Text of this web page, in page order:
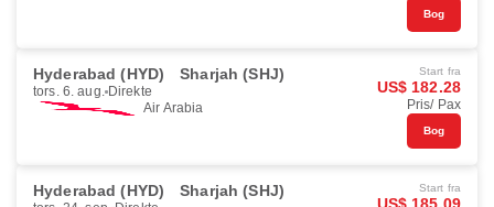
Bog
Hyderabad (HYD) Sharjah (SHJ)
tors. 6. aug. Direkte
Air Arabia
Start fra
US$ 182.28
Pris/ Pax
Bog
Hyderabad (HYD) Sharjah (SHJ) Start fra